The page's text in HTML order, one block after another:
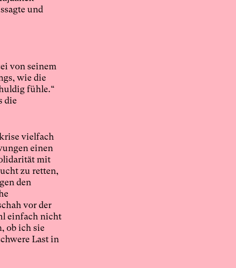
und
von seinem
wie die
fühle.“
die
vielfach
einen
mit
zu retten,
den
vor der
einfach nicht
ob ich sie
Last in